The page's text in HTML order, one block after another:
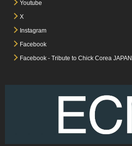
Youtube
X
Instagram
Facebook
Facebook - Tribute to Chick Corea JAPAN